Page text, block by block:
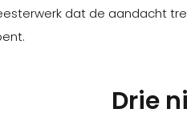
dat de aandacht
Drie